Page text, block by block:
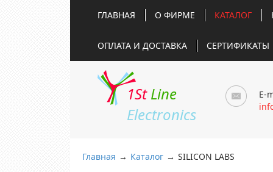
ГЛАВНАЯ О ФИРМЕ КАТАЛОГ
ОПЛАТА И ДОСТАВКА СЕРТИФИКАТЫ
1St Line
Electronics
E-
Главная → Каталог → SILICON LABS